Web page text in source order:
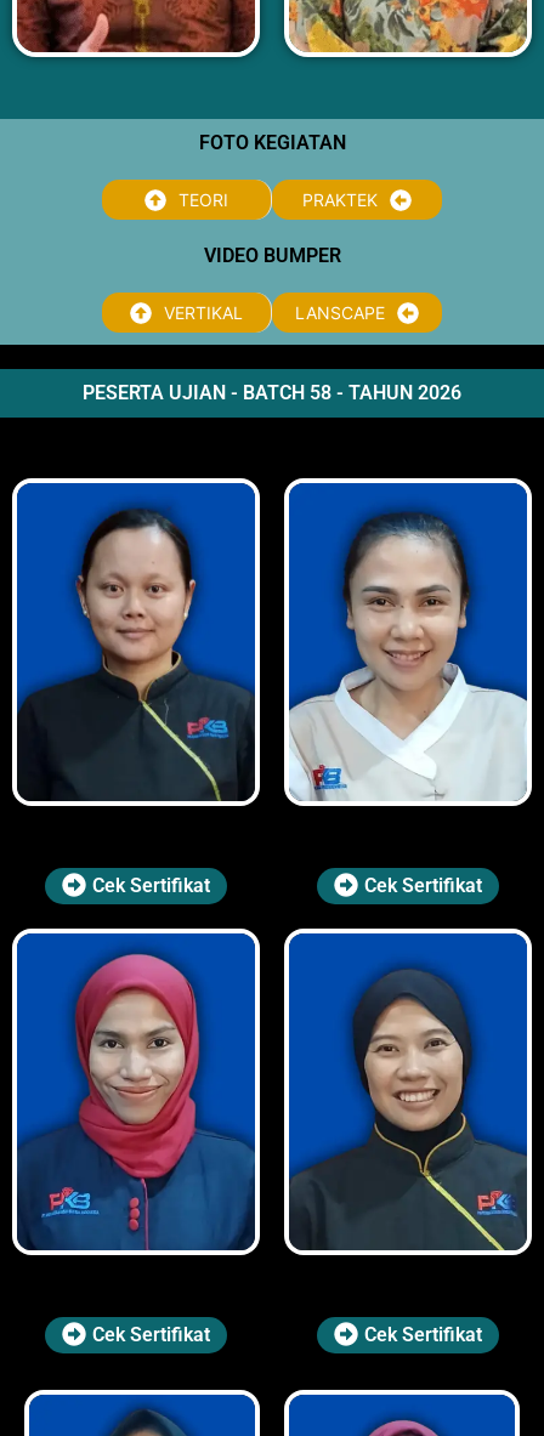
FOTO KEGIATAN
TEORI PRAKTEK
VIDEO BUMPER
VERTIKAL LANSCAPE
PESERTA UJIAN - BATCH 58 - TAHUN 2026
Cek Sertifikat Cek Sertifikat
Cek Sertifikat Cek Sertifikat